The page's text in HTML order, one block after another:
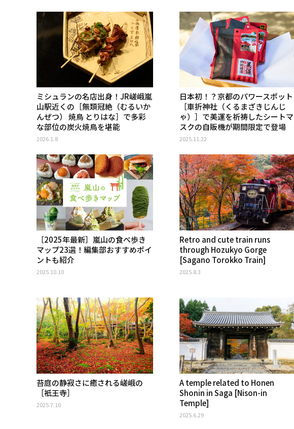
ミシュランの名店出身！JR嵯峨嵐
山駅近くの［無類冠絶（むるいか
んぜつ） 焼鳥 とりはな］で多彩
な部位の炭火焼鳥を堪能
2026.1.8
日本初！？京都のパワースポット
［車折神社（くるまざきじんじ
ゃ）］で美運を祈祷したシートマ
スクの自販機が期間限定で登場
2025.11.22
［2025年最新］嵐山の食べ歩き
マップ23選！編集部おすすめポイ
ントも紹介
2025.10.10
Retro and cute train runs
through Hozukyo Gorge
[Sagano Torokko Train]
2025.8.3
苔庭の静寂さに癒される嵯峨の
［衹王寺］
2025.7.10
A temple related to Honen
Shonin in Saga [Nison-in
Temple]
2025.6.29